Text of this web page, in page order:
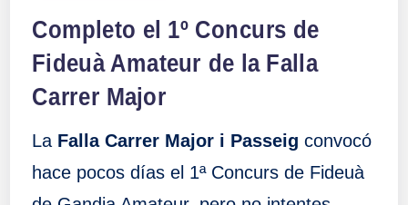
Completo el 1º Concurs de
Fideuà Amateur de la Falla
Carrer Major
La Falla Carrer Major i Passeig convocó
hace pocos días el 1ª Concurs de Fideuà